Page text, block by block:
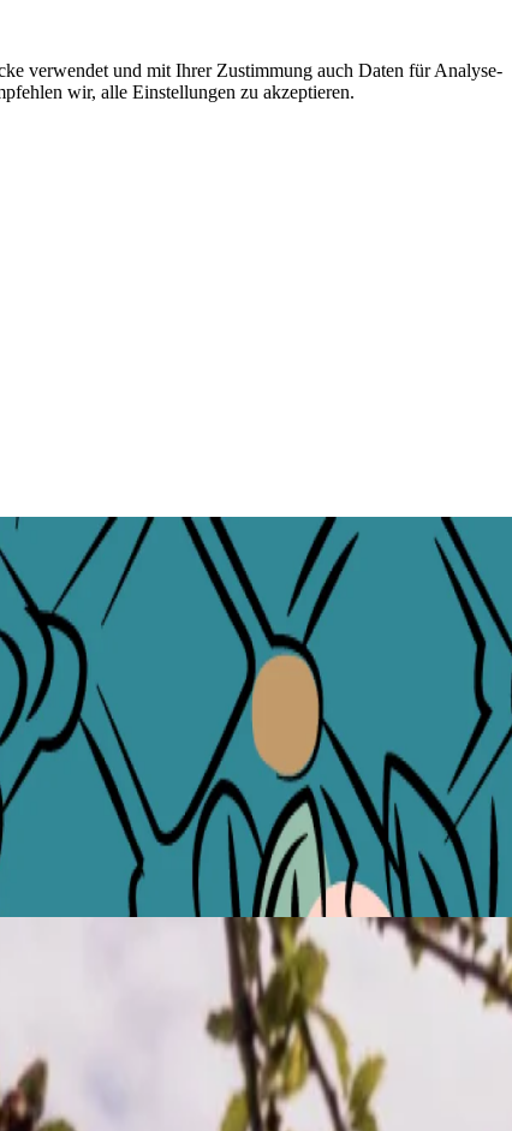
verwendet und mit Ihrer Zustimmung auch Daten für Analyse-
wir, alle Einstellungen zu akzeptieren.
auch Belgrad, und es gibt keinen besseren Weg, diese
unseres historischen Gebäudes widerspiegeln. Die
lädt Sie ein, Belgrad von seiner schönsten Seite zu
unser spezielles Unterkunftsangebot garantiert Ihnen einen
für gemütliche Spaziergänge am Fluss, die Entdeckung von
Jahreszeit einfängt. Von zarten Bläschen und Schorlen bis hin
Gartenoase im Herzen der Stadt - ergänzt.
Ersten, die eine Auswahl an frischen, saisonalen Gerichten